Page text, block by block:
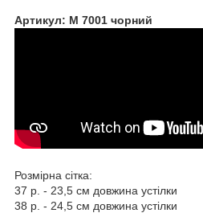
Артикул: М 7001 чорний
Розмірна сітка:
37 р. - 23,5 см довжина устілки
38 р. - 24,5 см довжина устілки